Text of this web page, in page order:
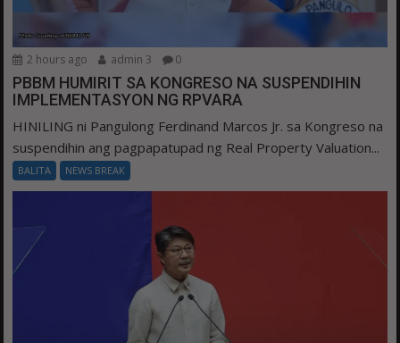
2 hours ago admin 3 0
PBBM HUMIRIT SA KONGRESO NA SUSPENDIHIN
IMPLEMENTASYON NG RPVARA
HINILING ni Pangulong Ferdinand Marcos Jr. sa Kongreso na
suspendihin ang pagpapatupad ng Real Property Valuation...
BALITA NEWS BREAK